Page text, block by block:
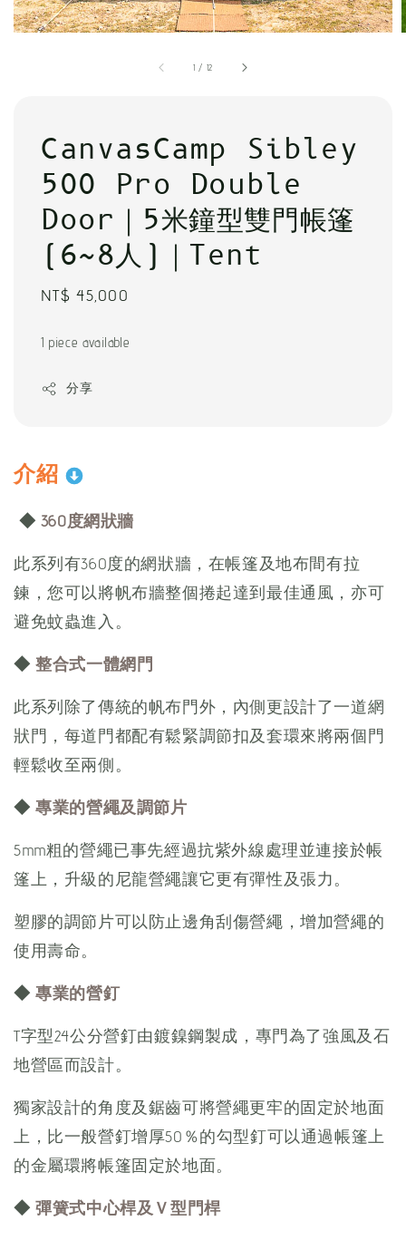
1 / 12
CanvasCamp Sibley
500 Pro Double
Door｜5米鐘型雙門帳篷
(6~8人)｜Tent
Regular
NT$ 45,000
1 piece available
分享
介紹
◆ 360度網狀牆
此系列有360度的網狀牆，在帳篷及地布間有拉
鍊，您可以將帆布牆整個捲起達到最佳通風，亦可
避免蚊蟲進入。
◆整合式一體網門
此系列除了傳統的帆布門外，內側更設計了一道網
狀門，每道門都配有鬆緊調節扣及套環來將兩個門
輕鬆收至兩側。
◆專業的營繩及調節片
5mm粗的營繩已事先經過抗紫外線處理並連接於帳
篷上，升級的尼龍營繩讓它更有彈性及張力。
塑膠的調節片可以防止邊角刮傷營繩，增加營繩的
使用壽命。
◆專業的營釘
T字型24公分營釘由鍍鎳鋼製成，專門為了強風及石
地營區而設計。
獨家設計的角度及鋸齒可將營繩更牢的固定於地面
上，比一般營釘增厚50％的勾型釘可以通過帳篷上
的金屬環將帳篷固定於地面。
◆彈簧式中心桿及Ｖ型門桿